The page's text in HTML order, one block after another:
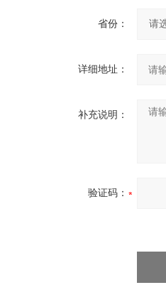
省份：
详细地址：
补充说明：
验证码：